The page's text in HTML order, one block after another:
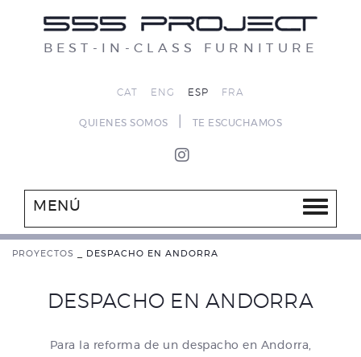
BEST-IN-CLASS FURNITURE
CAT ENG ESP FRA
QUIENES SOMOS TE ESCUCHAMOS
MENÚ
PROYECTOS DESPACHO EN ANDORRA
DESPACHO EN ANDORRA
Para la reforma de un despacho en Andorra,